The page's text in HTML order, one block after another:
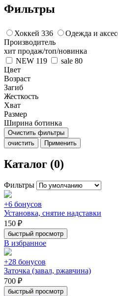
Фильтры
Хоккей 336 Одежда и
Производитель
хит продаж/топ/новинка
NEW 119 sale 80
Цвет
Возраст
Загиб
Жесткость
Хват
Размер
Ширина ботинка
Очистить фильтры
очистить
Применить
Каталог (0)
Фильтры
+6 бонусов
Установка, снятие надставки
150 ₽
быстрый просмотр
В избранное
+28 бонусов
Заточка (завал, ржавчина)
700 ₽
быстрый просмотр